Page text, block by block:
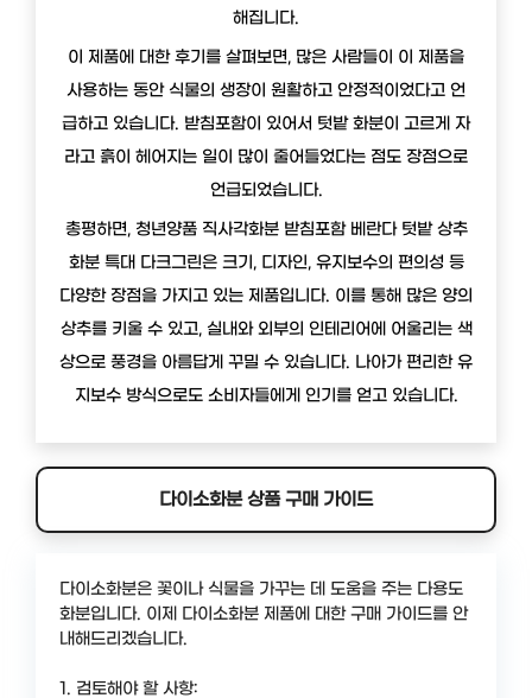
해집니다.
이 제품에 대한 후기를 살펴보면, 많은 사람들이 이 제품을
사용하는 동안 식물의 생장이 원활하고 안정적이었다고 언
급하고 있습니다. 받침포함이 있어서 텃밭 화분이 고르게 자
라고 흙이 헤어지는 일이 많이 줄어들었다는 점도 장점으로
언급되었습니다.
총평하면, 청년양품 직사각화분 받침포함 베란다 텃밭 상추
화분 특대 다크그린은 크기, 디자인, 유지보수의 편의성 등
다양한 장점을 가지고 있는 제품입니다. 이를 통해 많은 양의
상추를 키울 수 있고, 실내와 외부의 인테리어에 어울리는 색
상으로 풍경을 아름답게 꾸밀 수 있습니다. 나아가 편리한 유
지보수 방식으로도 소비자들에게 인기를 얻고 있습니다.
다이소화분 상품 구매 가이드
다이소화분은 꽃이나 식물을 가꾸는 데 도움을 주는 다용도
화분입니다. 이제 다이소화분 제품에 대한 구매 가이드를 안
내해드리겠습니다.
1. 검토해야 할 사항: